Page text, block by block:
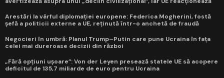
Arestări la vârful diplomației europene: Federica Mogherini, fostă
șefă a politicii externe a UE, reținută într-o anchetă de fraudă
Negocieri în umbră: Planul Trump–Putin care pune Ucraina în fața
celei mai dureroase decizii din război
„Fără opțiuni ușoare”: Von der Leyen presează statele UE să acopere
deficitul de 135,7 miliarde de euro pentru Ucraina